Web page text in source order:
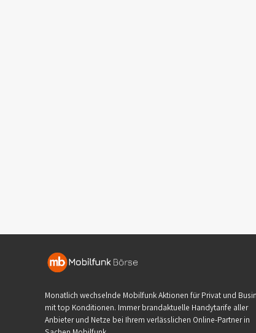
Monatlich wechselnde Mobilfunk Aktionen für Privat und
mit top Konditionen. Immer brandaktuelle Handytarife aller
Anbieter und Netze bei Ihrem verlässlichen Online-Partner in